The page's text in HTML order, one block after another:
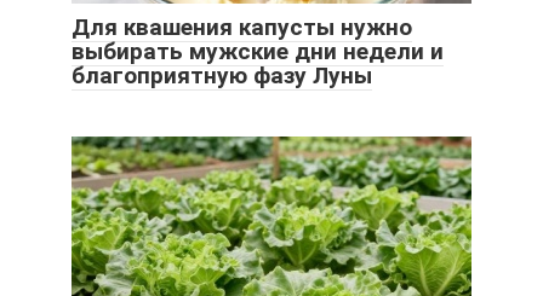
Для квашения капусты нужно
выбирать мужские дни недели и
благоприятную фазу Луны